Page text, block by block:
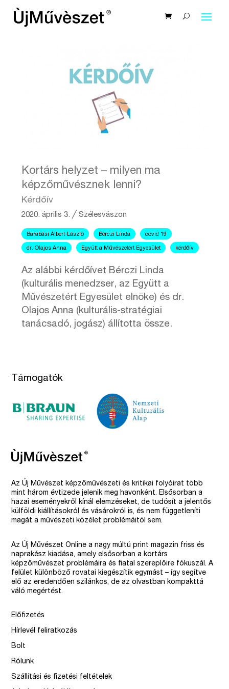
Kortárs helyzet – milyen ma
képzőművésznek lenni?
Kérdőív
2020. április 3. ╱Szélesvászon
Barabási Albert-László Bérczi Linda covid 19
dr. Olajos Anna Együtt a Művészetért Egyesület kérdőív
Az alábbi kérdőívet Bérczi Linda
(kulturális menedzser, az Együtt a
Művészetért Egyesület elnöke) és dr.
Olajos Anna (kulturális-stratégiai
tanácsadó, jogász) állította össze.
Támogatók
Az Új Művészet képzőművészeti és kritikai folyóirat több
mint három évtizede jelenik meg havonként. Elsősorban a
hazai eseményekről kínál elemzéseket, de tudósít a jelentős
külföldi kiállításokról és vásárokról is, és nem függetleníti
magát a művészeti közélet problémáitól sem.
Az Új Művészet Online a nagy múltú print magazin friss és
naprakész kiadása, amely elsősorban a kortárs
képzőművészet problémáira és fiatal szereplőire fókuszál. A
felület különböző rovatai kiegészítik egymást – így segítve
elő az eredendően szilánkos, de az olvastban kompakttá
váló megértést.
Előfizetés
Hírlevél feliratkozás
Bolt
Rólunk
Szállítási és fizetési feltételek